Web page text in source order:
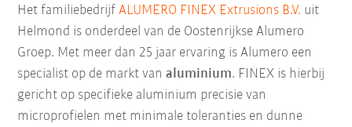
Het familiebedrijfALUMERO FINEX Extrusions B.V. uit
Helmond is onderdeel van de Oostenrijkse Alumero
Groep. Met meer dan 25 jaar ervaring is Alumero een
specialist op de markt vanaluminium. FINEX is hierbij
gericht op specifieke aluminium precisie van
microprofielen met minimale toleranties en dunne